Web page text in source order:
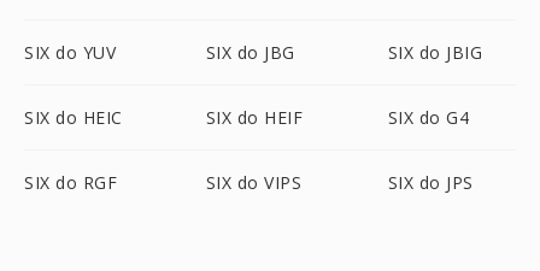
SIX do YUV SIX do JBG SIX do JBIG
SIX do HEIC SIX do HEIF SIX do G4
SIX do RGF SIX do VIPS SIX do JPS